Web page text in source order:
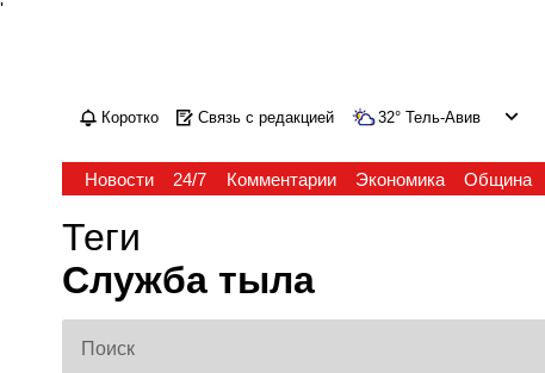
'
Коротко Связь с редакцией 32° Тель-Авив
Новости 24/7 Комментарии Экономика Община
Теги
Служба тыла